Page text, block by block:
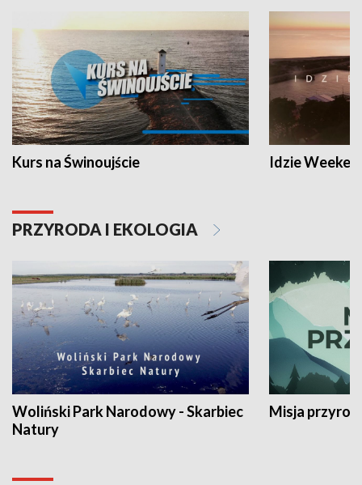
Kurs na Świnoujście Idzie
PRZYRODA I EKOLOGIA
Woliński Park Narodowy - Skarbiec
Natury
Misja